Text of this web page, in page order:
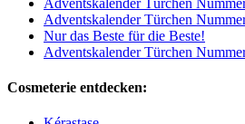
Adventskalender Türchen
Nur das Beste für die Beste!
Adventskalender Türchen
Cosmeterie entdecken: